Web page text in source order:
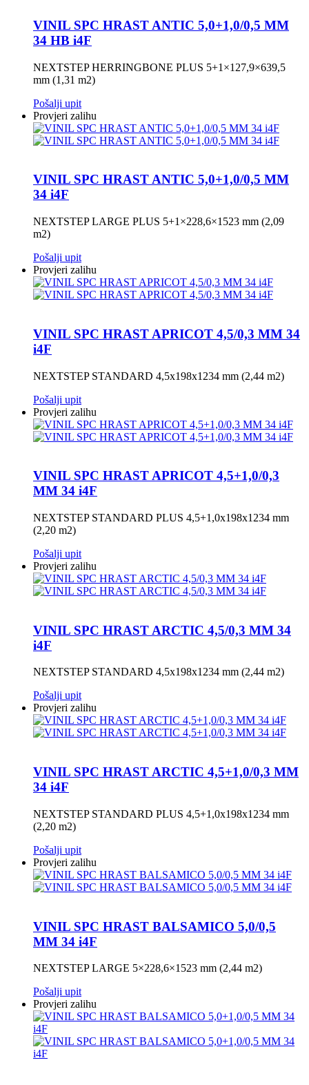
VINIL SPC HRAST ANTIC 5,0+1,0/0,5 MM
34 HB i4F
NEXTSTEP HERRINGBONE PLUS 5+1×127,9×639,5
mm (1,31 m2)
Pošalji upit
Provjeri zalihu
VINIL SPC HRAST ANTIC 5,0+1,0/0,5 MM
34 i4F
NEXTSTEP LARGE PLUS 5+1×228,6×1523 mm (2,09
m2)
Pošalji upit
Provjeri zalihu
VINIL SPC HRAST APRICOT 4,5/0,3 MM 34
i4F
NEXTSTEP STANDARD 4,5x198x1234 mm (2,44 m2)
Pošalji upit
Provjeri zalihu
VINIL SPC HRAST APRICOT 4,5+1,0/0,3
MM 34 i4F
NEXTSTEP STANDARD PLUS 4,5+1,0x198x1234 mm
(2,20 m2)
Pošalji upit
Provjeri zalihu
VINIL SPC HRAST ARCTIC 4,5/0,3 MM 34
i4F
NEXTSTEP STANDARD 4,5x198x1234 mm (2,44 m2)
Pošalji upit
Provjeri zalihu
VINIL SPC HRAST ARCTIC 4,5+1,0/0,3 MM
34 i4F
NEXTSTEP STANDARD PLUS 4,5+1,0x198x1234 mm
(2,20 m2)
Pošalji upit
Provjeri zalihu
VINIL SPC HRAST BALSAMICO 5,0/0,5
MM 34 i4F
NEXTSTEP LARGE 5×228,6×1523 mm (2,44 m2)
Pošalji upit
Provjeri zalihu